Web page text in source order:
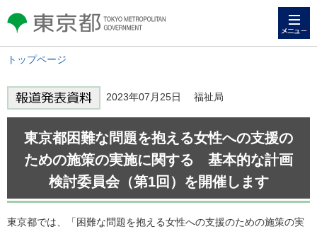
東京都 TOKYO METROPOLITAN
GOVERNMENT
トップページ
2023年07月25日 福祉局
東京都困難な問題を抱える女性への支援の
ための施策の実施に関する 基本的な計画
検討委員会（第1回）を開催します
東京都では、「困難な問題を抱える女性への支援のための施策の実